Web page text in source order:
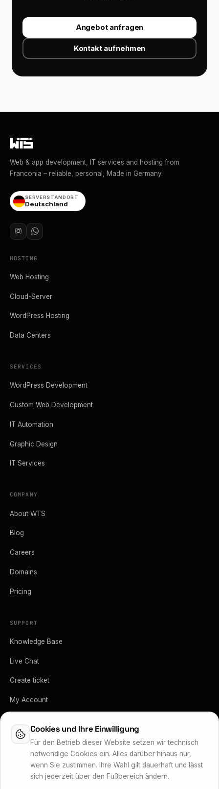
Angebot anfragen
Kontakt aufnehmen
Web & app development, IT services and hosting from
Franconia – reliable, personal, Made in Germany.
SERVERSTANDORT
Deutschland
HOSTING
Web Hosting
Cloud-Server
WordPress Hosting
Data Centers
SERVICES
WordPress Development
Custom Web Development
IT Automation
Graphic Design
IT Services
COMPANY
About WTS
Blog
Careers
Domains
Pricing
SUPPORT
Knowledge Base
Live Chat
Create ticket
My Account
Vertrag kündigen
Cookies und Ihre Einwilligung
Für den Betrieb dieser Website setzen wir technisch
notwendige Cookies ein. Alles darüber hinaus nur,
wenn Sie zustimmen. Ihre Wahl gilt dauerhaft und lässt
sich jederzeit über den Fußbereich ändern.